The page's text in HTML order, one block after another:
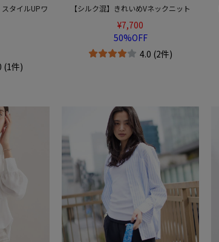
スタイルUPワ
(1件)
【シルク混】きれいめVネックニット
¥7,700
50%OFF
4.0 (2件)